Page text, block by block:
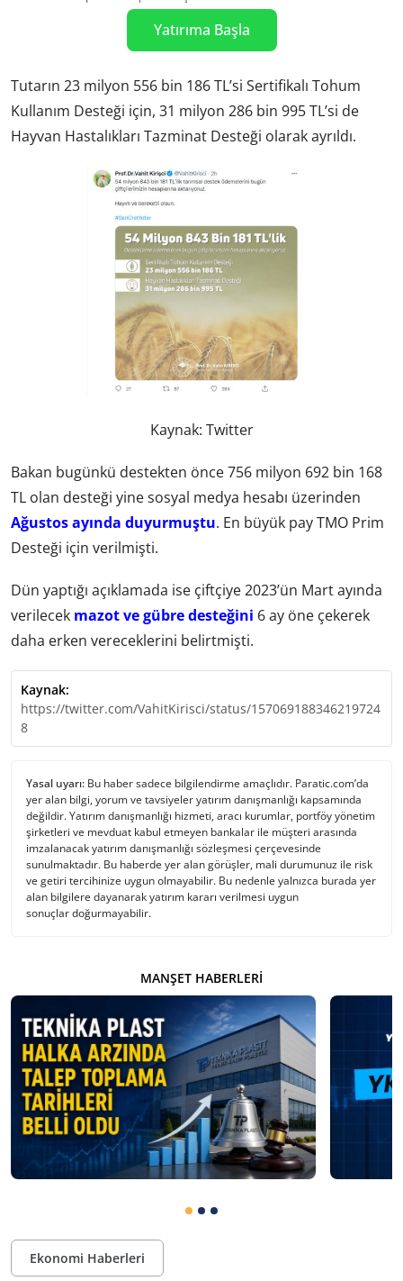
Yatırıma Başla
Tutarın 23 milyon 556 bin 186 TL’si Sertifikalı Tohum
Kullanım Desteği için, 31 milyon 286 bin 995 TL’si de
Hayvan Hastalıkları Tazminat Desteği olarak ayrıldı.
Kaynak: Twitter
Bakan bugünkü destekten önce 756 milyon 692 bin 168
TL olan desteği yine sosyal medya hesabı üzerinden
Ağustos ayında duyurmuştu. En büyük pay TMO Prim
Desteği için verilmişti.
Dün yaptığı açıklamada ise çiftçiye 2023’ün Mart ayında
verilecek mazot ve gübre desteğini 6 ay öne çekerek
daha erken vereceklerini belirtmişti.
Kaynak:
https://twitter.com/VahitKirisci/status/157069188346219724
8
Yasal uyarı: Bu haber sadece bilgilendirme amaçlıdır. Paratic.com’da
yer alan bilgi, yorum ve tavsiyeler yatırım danışmanlığı kapsamında
değildir. Yatırım danışmanlığı hizmeti, aracı kurumlar, portföy yönetim
şirketleri ve mevduat kabul etmeyen bankalar ile müşteri arasında
imzalanacak yatırım danışmanlığı sözleşmesi çerçevesinde
sunulmaktadır. Bu haberde yer alan görüşler, mali durumunuz ile risk
ve getiri tercihinize uygun olmayabilir. Bu nedenle yalnızca burada yer
alan bilgilere dayanarak yatırım kararı verilmesi uygun
sonuçlar doğurmayabilir.
MANŞET HABERLERI
Ekonomi Haberleri